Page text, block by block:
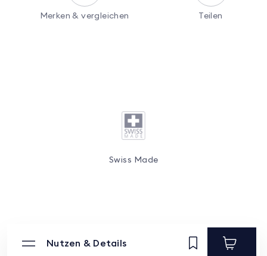
Merken & vergleichen Teilen
Swiss Made
Nutzen & Details